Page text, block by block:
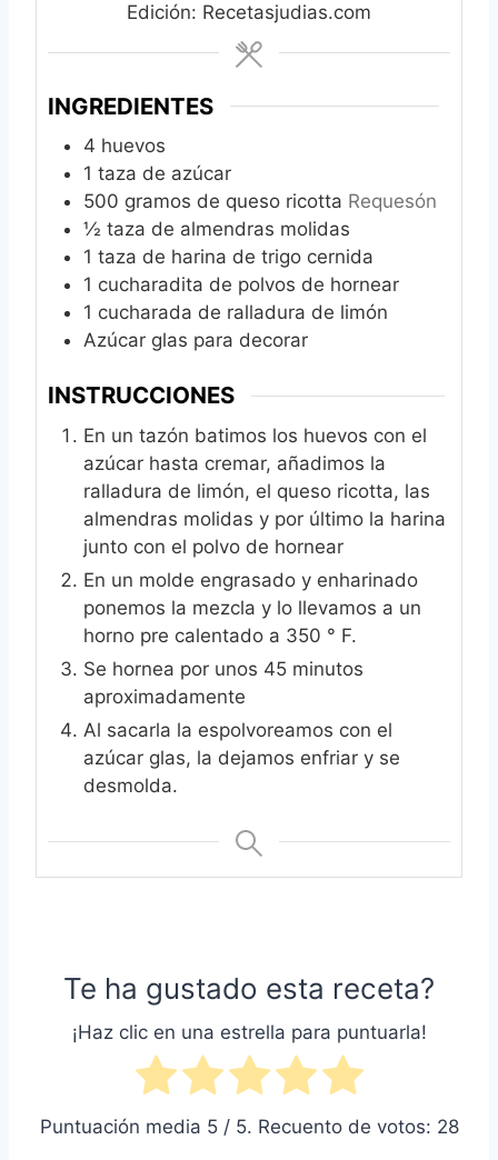
Edición: Recetasjudias.com
INGREDIENTES
4 huevos
1 taza de azúcar
500 gramos de queso ricotta Requesón
½ taza de almendras molidas
1 taza de harina de trigo cernida
1 cucharadita de polvos de hornear
1 cucharada de ralladura de limón
Azúcar glas para decorar
INSTRUCCIONES
En un tazón batimos los huevos con el
azúcar hasta cremar, añadimos la
ralladura de limón, el queso ricotta, las
almendras molidas y por último la harina
junto con el polvo de hornear
En un molde engrasado y enharinado
ponemos la mezcla y lo llevamos a un
horno pre calentado a 350 ° F.
Se hornea por unos 45 minutos
aproximadamente
Al sacarla la espolvoreamos con el
azúcar glas, la dejamos enfriar y se
desmolda.
Te ha gustado esta receta?
¡Haz clic en una estrella para puntuarla!
Puntuación media 5/ 5. Recuento de votos: 28